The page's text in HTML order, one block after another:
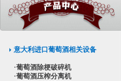
意大利进口葡萄酒相关设备
·葡萄酒除梗破碎机
·葡萄酒压榨分离机